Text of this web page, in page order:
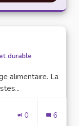
durable
alimentaire. La
0 6